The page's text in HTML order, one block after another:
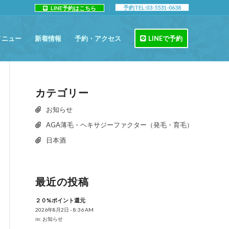
LINE予約はこちら 予約TEL:03-5531-0638
ニュー 新着情報 予約・アクセス LINEで予約
カテゴリー
お知らせ
AGA薄毛・ヘキサジーファクター（発毛・育毛）
日本酒
最近の投稿
２０%ポイント還元
2026年8月2日 - 8:36 AM
in: お知らせ